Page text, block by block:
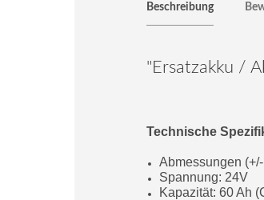
Beschreibung
"Ersatzakku /
Technische
Abmessungen
Spannung: 24V
Kapazität: 60 Ah